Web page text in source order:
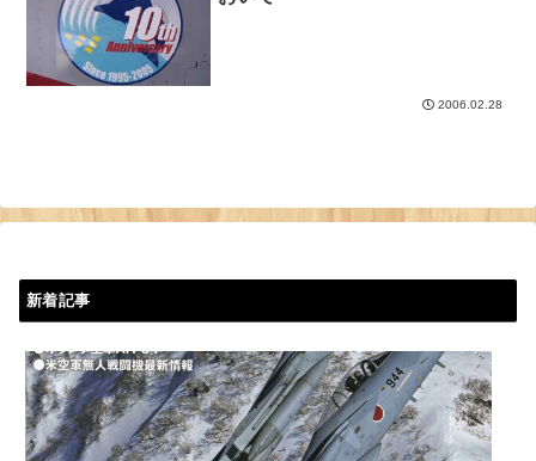
2006.02.28
新着記事